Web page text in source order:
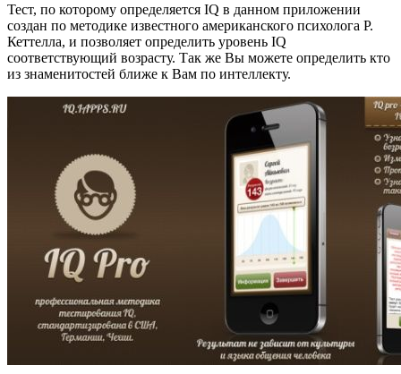
Тест, по которому определяется IQ в данном приложении
создан по методике известного американского психолога Р.
Кеттелла, и позволяет определить уровень IQ
соответствующий возрасту. Так же Вы можете определить кто
из знаменитостей ближе к Вам по интеллекту.